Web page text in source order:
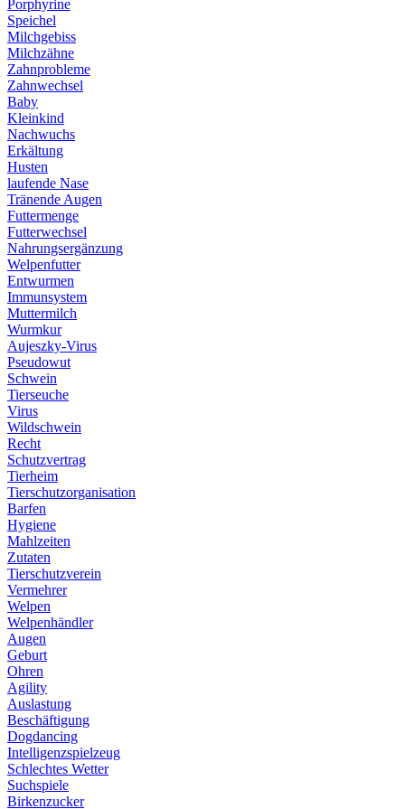
Porphyrine
Speichel
Milchgebiss
Milchzähne
Zahnprobleme
Zahnwechsel
Baby
Kleinkind
Nachwuchs
Erkältung
Husten
laufende Nase
Tränende Augen
Futtermenge
Futterwechsel
Nahrungsergänzung
Welpenfutter
Entwurmen
Immunsystem
Muttermilch
Wurmkur
Aujeszky-Virus
Pseudowut
Schwein
Tierseuche
Virus
Wildschwein
Recht
Schutzvertrag
Tierheim
Tierschutzorganisation
Barfen
Hygiene
Mahlzeiten
Zutaten
Tierschutzverein
Vermehrer
Welpen
Welpenhändler
Augen
Geburt
Ohren
Agility
Auslastung
Beschäftigung
Dogdancing
Intelligenzspielzeug
Schlechtes Wetter
Suchspiele
Birkenzucker